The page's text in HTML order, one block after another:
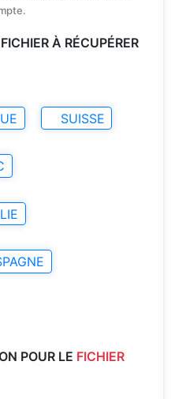
À RÉCUPÉRER
SUISSE
POUR LE FICHIER